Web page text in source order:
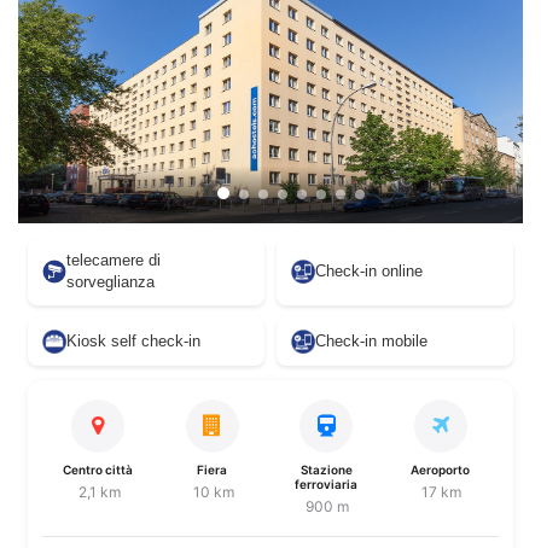
telecamere di
sorveglianza
Check-in online
Kiosk self check-in Check-in mobile
Centro città
2,1 km
Fiera
10 km
Stazione
ferroviaria
900 m
Aeroporto
17 km